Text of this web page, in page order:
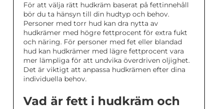
För att välja rätt hudkräm baserat på fettinnehåll
bör du ta hänsyn till din hudtyp och behov.
Personer med torr hud kan dra nytta av
hudkrämer med högre fettprocent för extra fukt
och näring. För personer med fet eller blandad
hud kan hudkrämer med lägre fettprocent vara
mer lämpliga för att undvika överdriven oljighet.
Det är viktigt att anpassa hudkrämen efter dina
individuella behov.
Vad är fett i hudkräm och